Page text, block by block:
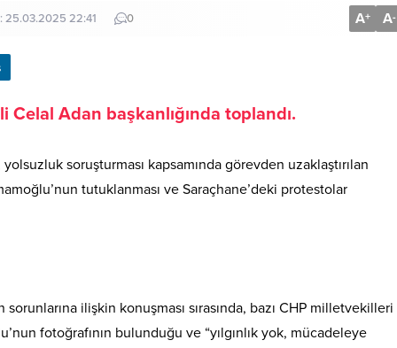
25.03.2025 22:41 0 A+ A-
Adan başkanlığında toplandı.
soruşturması kapsamında görevden uzaklaştırılan
tutuklanması ve Saraçhane’deki protestolar
ilişkin konuşması sırasında, bazı CHP milletvekilleri
fotoğrafının bulunduğu ve “yılgınlık yok, mücadeleye